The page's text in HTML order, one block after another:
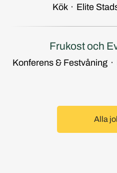
Kök · Elite
Frukost och
Konferens & Festvåning ·
Alla